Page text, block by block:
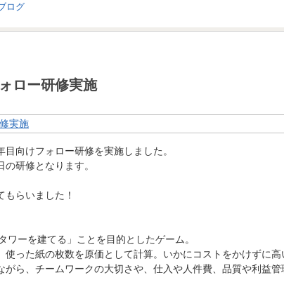
ロー研修実施
向けフォロー研修を実施しました。
研修となります。
らいました！
ワーを建てる」ことを目的としたゲーム。
使った紙の枚数を原価として計算。いかにコストをかけずに高
がら、チームワークの大切さや、仕入や人件費、品質や利益